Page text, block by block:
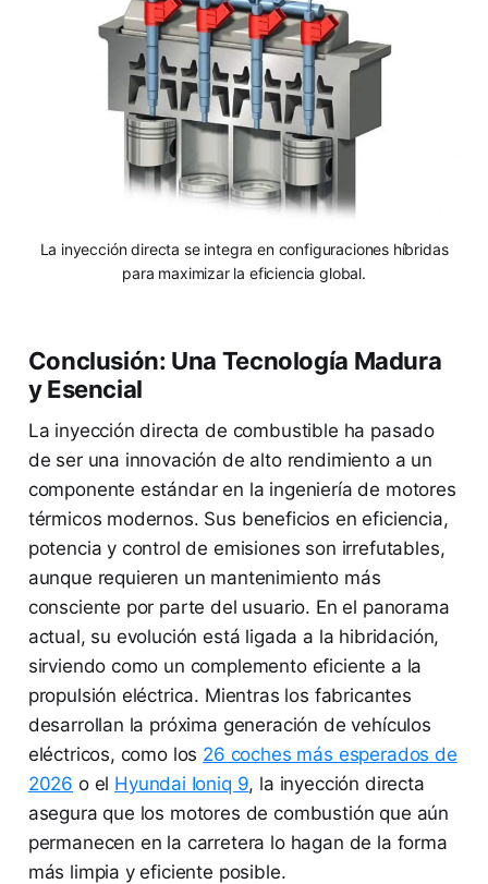
La inyección directa se integra en configuraciones híbridas
para maximizar la eficiencia global.
Conclusión: Una Tecnología Madura
y Esencial
La inyección directa de combustible ha pasado
de ser una innovación de alto rendimiento a un
componente estándar en la ingeniería de motores
térmicos modernos. Sus beneficios en eficiencia,
potencia y control de emisiones son irrefutables,
aunque requieren un mantenimiento más
consciente por parte del usuario. En el panorama
actual, su evolución está ligada a la hibridación,
sirviendo como un complemento eficiente a la
propulsión eléctrica. Mientras los fabricantes
desarrollan la próxima generación de vehículos
eléctricos, como los 26 coches más esperados de
2026 o el Hyundai Ioniq 9, la inyección directa
asegura que los motores de combustión que aún
permanecen en la carretera lo hagan de la forma
más limpia y eficiente posible.